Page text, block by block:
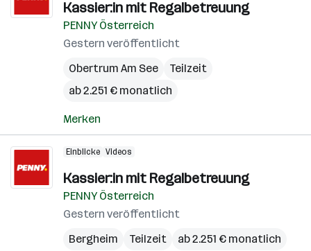
Kassier:in mit Regalbetreuung
PENNY Österreich
Gestern veröffentlicht
Obertrum Am See
Teilzeit
ab 2.251 € monatlich
Merken
Einblicke Videos
Kassier:in mit Regalbetreuung
PENNY Österreich
Gestern veröffentlicht
Bergheim
Teilzeit ab 2.251 € monatlich